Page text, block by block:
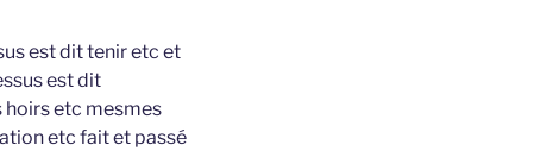
est dit tenir etc et
est dit
etc mesmes
etc fait et passé